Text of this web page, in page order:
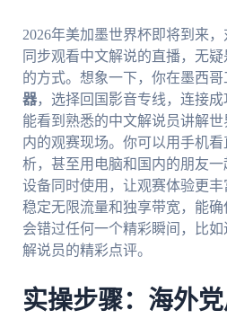
2026年美加墨世界杯即将到来
同步观看中文解说的直播，无
的方式。想象一下，你在墨西
器，选择回国影音专线，连接
能看到熟悉的中文解说员讲解
内的观赛现场。你可以用手机
析，甚至用电脑和国内的朋友
设备同时使用，让观赛体验更丰
稳定无限流量和独享带宽，能
会错过任何一个精彩瞬间，比
解说员的精彩点评。
实操步骤：海外